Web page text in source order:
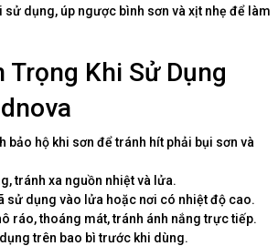
sử dụng, úp ngược bình sơn và xịt nhẹ để làm
Trọng Khi Sử Dụng
bảo hộ khi sơn để tránh hít phải bụi sơn và
tránh xa nguồn nhiệt và lửa.
sử dụng vào lửa hoặc nơi có nhiệt độ cao.
ráo, thoáng mát, tránh ánh nắng trực tiếp.
trên bao bì trước khi dùng.